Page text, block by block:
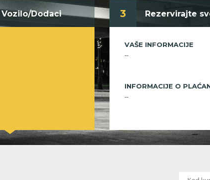
Dodaci 3 Rezervirajte
VAŠE INFORMACIJE
--
INFORMACIJE O
--